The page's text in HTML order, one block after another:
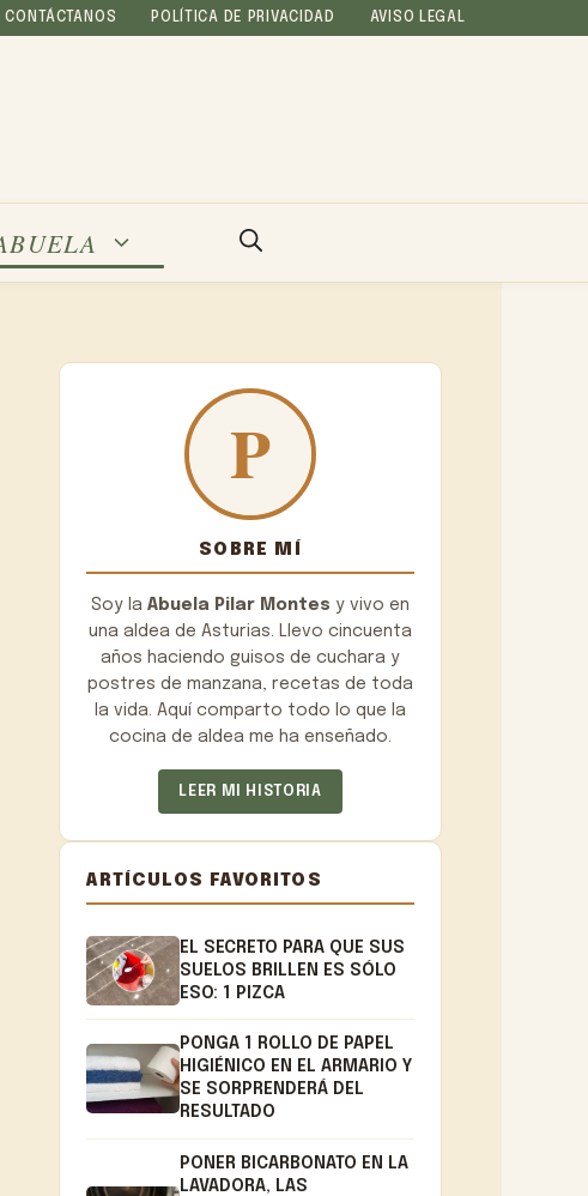
CONTÁCTANOS POLÍTICA DE PRIVACIDAD AVISO LEGAL
SOBRE MÍ
Soy la Abuela Pilar Montes y vivo en
una aldea de Asturias. Llevo cincuenta
años haciendo guisos de cuchara y
postres de manzana, recetas de toda
la vida. Aquí comparto todo lo que la
cocina de aldea me ha enseñado.
LEER MI HISTORIA
ARTÍCULOS FAVORITOS
EL SECRETO PARA QUE SUS
SUELOS BRILLEN ES SÓLO
ESO: 1 PIZCA
PONGA 1 ROLLO DE PAPEL
HIGIÉNICO EN EL ARMARIO Y
SE SORPRENDERÁ DEL
RESULTADO
PONER BICARBONATO EN LA
LAVADORA, LAS